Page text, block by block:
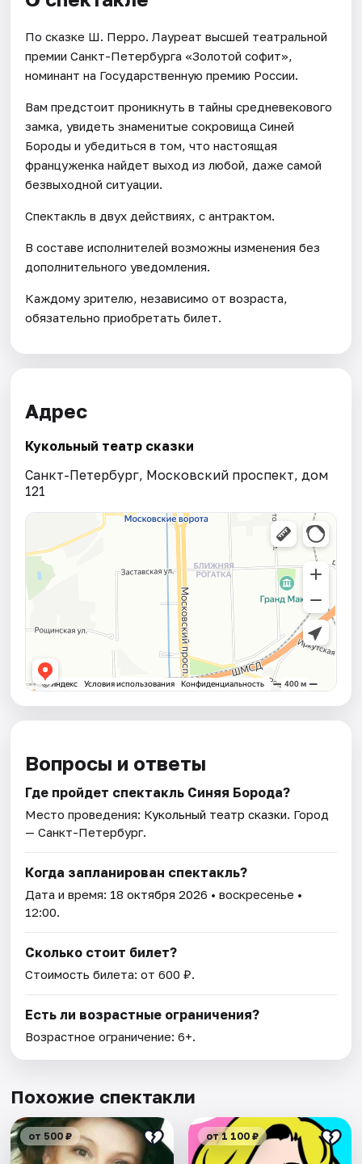
По сказке Ш. Перро. Лауреат высшей театральной
премии Санкт-Петербурга «Золотой софит»,
номинант на Государственную премию России.
Вам предстоит проникнуть в тайны средневекового
замка, увидеть знаменитые сокровища Синей
Бороды и убедиться в том, что настоящая
француженка найдет выход из любой, даже самой
безвыходной ситуации.
Спектакль в двух действиях, с антрактом.
В составе исполнителей возможны изменения без
дополнительного уведомления.
Каждому зрителю, независимо от возраста,
обязательно приобретать билет.
Адрес
Кукольный театр сказки
Санкт-Петербург, Московский проспект, дом
121
Вопросы и ответы
Где пройдет спектакль Синяя Борода?
Место проведения: Кукольный театр сказки. Город
— Санкт-Петербург.
Когда запланирован спектакль?
Дата и время: 18 октября 2026 • воскресенье •
12:00.
Сколько стоит билет?
Стоимость билета: от 600 ₽.
Есть ли возрастные ограничения?
Возрастное ограничение: 6+.
Похожие спектакли
от 500 ₽ от 1 100 ₽